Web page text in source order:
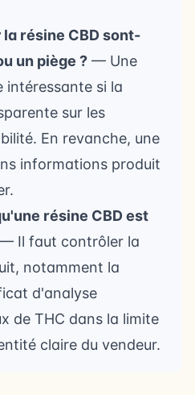
résine CBD sont-
un piège ? — Une
intéressante si la
sur les
En revanche, une
informations produit
résine CBD est
— Il faut contrôler la
notamment la
d'analyse
de THC dans la limite
claire du vendeur.